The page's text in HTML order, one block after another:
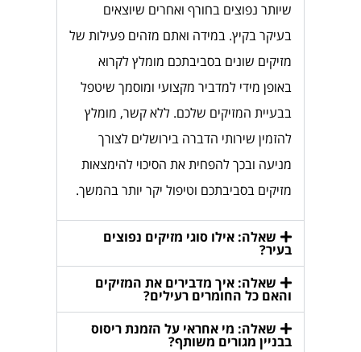
שיותר נפוצים בחורף ואחרים שיוצאים
בעיקר בקיץ. במידה ואתם מזהים פעילות של
מזיקים שונים בסביבתכם מומלץ לקרוא
באופן מידי למדביר מקצועי ומוסמך שיטפל
בבעיית המזיקים שלכם. ללא קשר, מומלץ
להזמין שירותי הדברה בירושלים לצורך
מניעה ובכך להפחית את הסיכוי להימצאות
מזיקים בסביבתכם וטיפול יקר יותר בהמשך.
שאלה: אילו סוגי מזיקים נפוצים
בעיר?
שאלה: איך מדבירים את המזיקים
והאם כל החומרים רעילים?
שאלה: מי אחראי על הזמנת ריסוס
בבניין מגורים משותף?